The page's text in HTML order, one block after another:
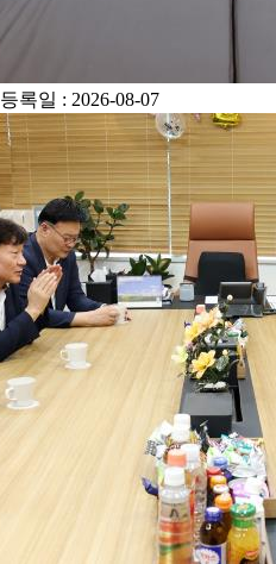
등록일 : 2026-08-07